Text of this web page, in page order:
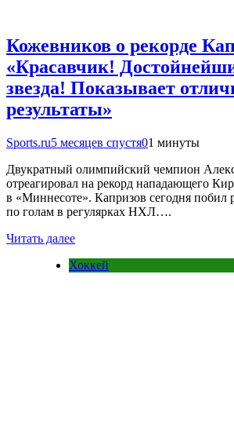
Кожевников о рекорде
«Красавчик!
звезда! Показывает
результаты»
Sports.ru5 месяцев спустя01 минуты
Двукратный олимпийский чемпион
отреагировал на рекорд нападающего
в «Миннесоте». Капризов сегодня побил
по голам в регулярках НХЛ….
Читать далее
Хоккей